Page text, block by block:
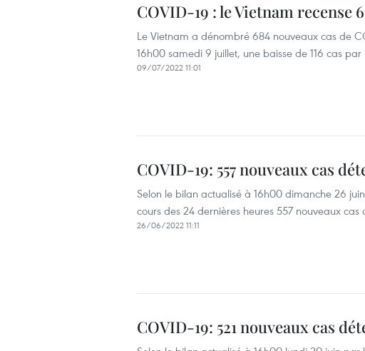
COVID-19 : le Vietnam recense
Le Vietnam a dénombré 684 nouveaux cas de
16h00 samedi 9 juillet, une baisse de 116 cas
09/07/2022 11:01
COVID-19: 557 nouveaux cas
Selon le bilan actualisé à 16h00 dimanche 26
cours des 24 dernières heures 557 nouveaux cas
26/06/2022 11:11
COVID-19: 521 nouveaux cas